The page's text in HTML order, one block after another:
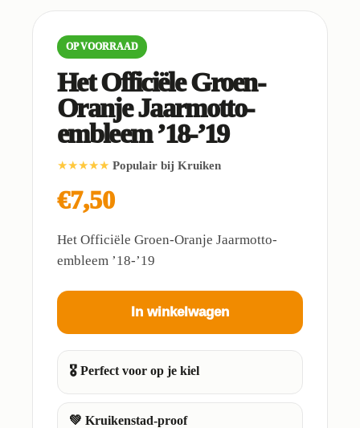
OP VOORRAAD
Het Officiële Groen-
Oranje Jaarmotto-
embleem ’18-’19
★★★★★ Populair bij Kruiken
€7,50
Het Officiële Groen-Oranje Jaarmotto-
embleem ’18-’19
In winkelwagen
🎖️ Perfect voor op je kiel
💚 Kruikenstad-proof